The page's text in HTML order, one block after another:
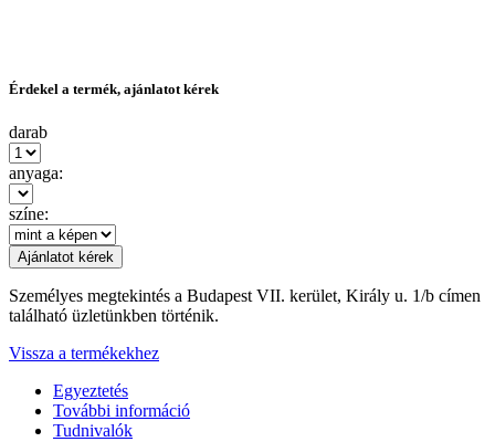
Érdekel a termék, ajánlatot kérek
darab
anyaga:
színe:
Személyes megtekintés a Budapest VII. kerület, Király u. 1/b címen
található üzletünkben történik.
Vissza a termékekhez
Egyeztetés
További információ
Tudnivalók